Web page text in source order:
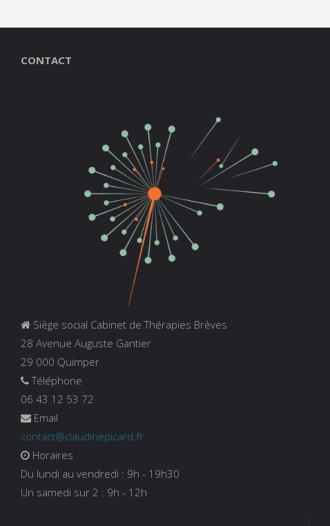
CONTACT
Siège social Cabinet de Thérapies Brèves
28 Avenue Auguste Gantier
29 000 Quimper
Téléphone
06 43 12 53 72
Email
contact@claudinepicard.fr
Horaires
Du lundi au vendredi : 9h - 19h30
Un samedi sur 2 : 9h - 12h